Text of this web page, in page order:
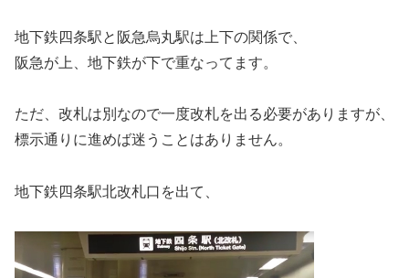
地下鉄四条駅と阪急烏丸駅は上下の関係で、
阪急が上、地下鉄が下で重なってます。
ただ、改札は別なので一度改札を出る必要がありますが、
標示通りに進めば迷うことはありません。
地下鉄四条駅北改札口を出て、